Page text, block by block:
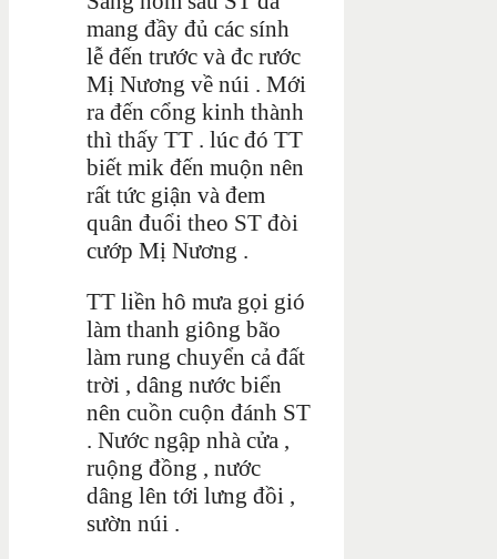
mang đầy đủ các sính
lễ đến trước và đc rước
Mị Nương về núi . Mới
ra đến cổng kinh thành
thì thấy TT . lúc đó TT
biết mik đến muộn nên
rất tức giận và đem
quân đuổi theo ST đòi
cướp Mị Nương .
TT liền hô mưa gọi gió
làm thanh giông bão
làm rung chuyển cả đất
trời , dâng nước biển
nên cuồn cuộn đánh ST
. Nước ngập nhà cửa ,
ruộng đồng , nước
dâng lên tới lưng đồi ,
sườn núi .